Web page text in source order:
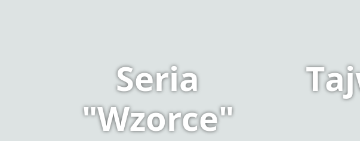
Seria
"Wzorce"